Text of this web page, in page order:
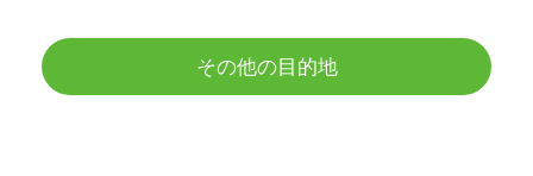
その他の目的地